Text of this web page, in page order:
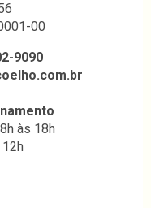
00
9090
às 18h